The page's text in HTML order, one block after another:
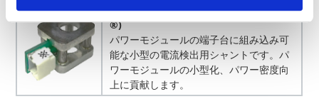
電流検出用シャント(ブッシングシャント
®)
パワーモジュールの端子台に組み込み可
能な小型の電流検出用シャントです。パ
ワーモジュールの小型化、パワー密度向
上に貢献します。